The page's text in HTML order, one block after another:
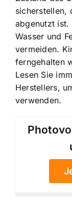
sicherstellen,
abgenutzt ist.
Wasser und
vermeiden.
ferngehalten
Lesen Sie
Herstellers,
verwenden.